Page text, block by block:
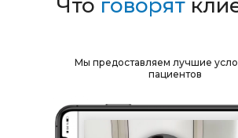
Что говорят
Мы предоставляем лучшие
пациентов